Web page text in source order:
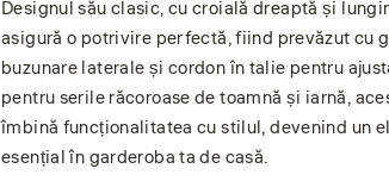
Designul său clasic, cu croială dreaptă și
asigură o potrivire perfectă, fiind prevăzut cu
buzunare laterale și cordon în talie pentru
pentru serile răcoroase de toamnă și iarnă,
îmbină funcționalitatea cu stilul, devenind un
esențial în garderoba ta de casă.